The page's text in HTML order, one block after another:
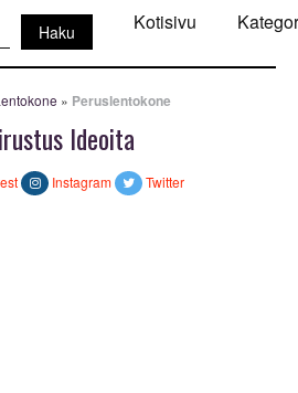
Kotisivu
» Peruslentokone
Ideoita
Instagram Twitter